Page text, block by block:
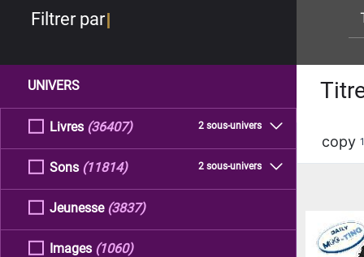
Filtrer par
UNIVERS
Livres 2 sous-univers
(36407)
Sons 2 sous-univers
(11814)
Jeunesse (3837)
Images (1060)
copy